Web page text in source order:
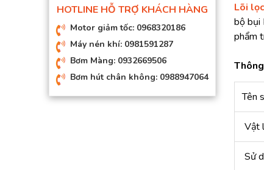
HOTLINE HỖ TRỢ KHÁCH HÀNG
Motor giảm tốc: 0968320186
Máy nén khí: 0981591287
Bơm Màng: 0932669506
Bơm hút chân không: 0988947064
Lõi
bộ bụi
phẩm
Tên
Vật
Sử